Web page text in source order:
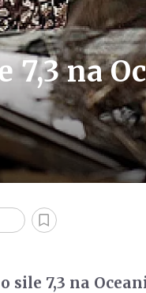
na
sile 7,3 na